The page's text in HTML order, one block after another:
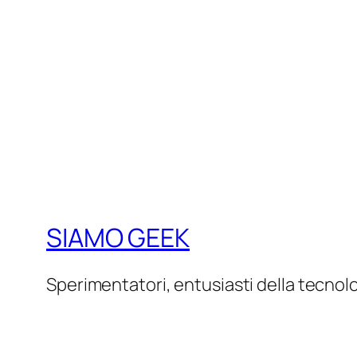
SIAMO GEEK
Sperimentatori, entusiasti della